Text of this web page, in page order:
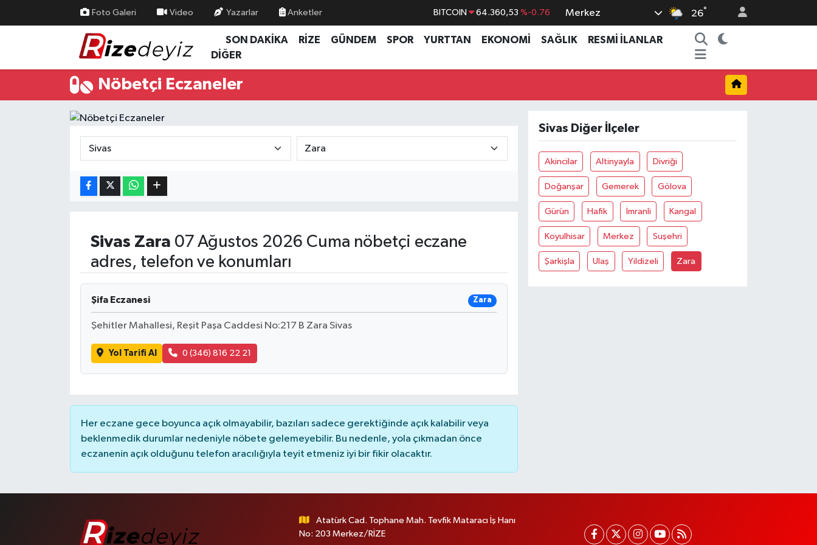
Foto Galeri Video Yazarlar Anketler BITCOIN 64.360,53 %-0.76
DOLAR 47,7069 %0.17
GRAM ALTIN 6618.49 %2.12
%64
Merkez 26°
SON DAKİKA RİZE GÜNDEM SPOR YURTTAN EKONOMİ SAĞLIK
RESMİ İLANLAR
DİĞER
Nöbetçi Eczaneler
Sivas Zara 07 Ağustos 2026 Cuma nöbetçi eczane
adres, telefon ve konumları
Şifa Eczanesi Zara
Şehitler Mahallesi, Reşit Paşa Caddesi No:217 B Zara Sivas
Yol Tarifi Al 0 (346) 816 22 21
Her eczane gece boyunca açık olmayabilir, bazıları sadece gerektiğinde açık kalabilir veya
beklenmedik durumlar nedeniyle nöbete gelemeyebilir. Bu nedenle, yola çıkmadan önce
eczanenin açık olduğunu telefon aracılığıyla teyit etmeniz iyi bir fikir olacaktır.
Sivas Diğer İlçeler
Akincilar Altinyayla Divriği
Doğanşar Gemerek Gölova
Gürün Hafik İmranli Kangal
Koyulhisar Merkez Suşehri
Şarkişla Ulaş Yildizeli Zara
Atatürk Cad. Tophane Mah. Tevfik Mataracı İş Hanı
No: 203 Merkez/RİZE
Gündem
Rize Nöbetçi Eczaneler
Rize Hava Durumu
Süper Lig Puan Durumu ve Fikstür